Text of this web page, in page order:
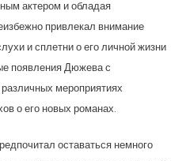
актером и обладая
привлекал внимание
и сплетни о его личной жизни
появления Дюжева с
мероприятиях
о его новых романах.
оставаться немного